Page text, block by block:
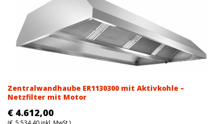
Zentralwandhaube ER1130300 mit Aktivkohle –
Netzfilter mit Motor
€ 4.612,00